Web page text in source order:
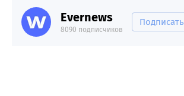
Evernews
8090 подписчиков